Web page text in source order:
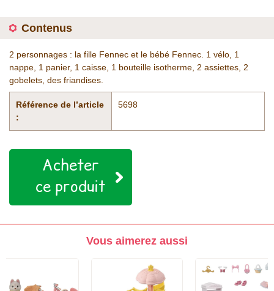
Contenus
2 personnages : la fille Fennec et le bébé Fennec. 1 vélo, 1
nappe, 1 panier, 1 caisse, 1 bouteille isotherme, 2 assiettes, 2
gobelets, des friandises.
Référence de l’article
:
5698
Acheter
ce produit
Vous aimerez aussi